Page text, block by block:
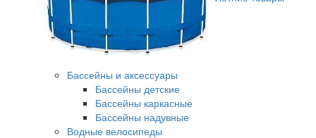
Бассейны и аксессуары
Бассейны детские
Бассейны каркасные
Бассейны надувные
Водные велосипеды